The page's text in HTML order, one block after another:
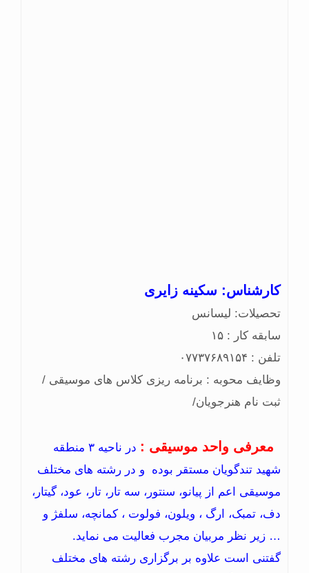
کارشناس: سکینه زایری
تحصیلات: لیسانس
سابقه کار : ۱۵
تلفن : ۰۷۷۳۷۶۸۹۱۵۴
وظایف محوبه : برنامه ریزی کلاس های موسیقی /
ثبت نام هنرجویان/
معرفی واحد موسیقی :
در ناحیه ۳ منطقه
شهید تندگویان مستقر بوده و در رشته های مختلف
موسیقی اعم از پیانو، سنتور، سه تار، تار، عود، گیتار،
دف، تمبک، ارگ ، ویلون، فولوت ، کمانچه، سلفژ و
… زیر نظر مربیان مجرب فعالیت می نماید.
گفتنی است علاوه بر برگزاری رشته های مختلف